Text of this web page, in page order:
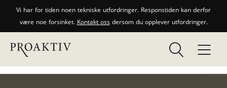
Vi har for tiden noen tekniske utfordringer. Responstiden kan derfor
være noe forsinket. Kontakt ossdersom du opplever utfordringer.